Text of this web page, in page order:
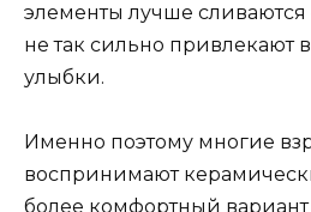
элементы лучше сливаются
не так сильно привлекают
улыбки.
Именно поэтому многие
воспринимают
более комфортный вариант